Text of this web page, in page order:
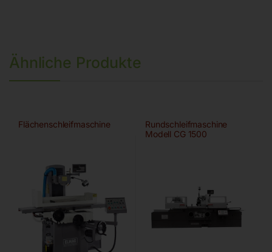
Ähnliche Produkte
Flächenschleifmaschine
Rundschleifmaschine
Modell CG 1500